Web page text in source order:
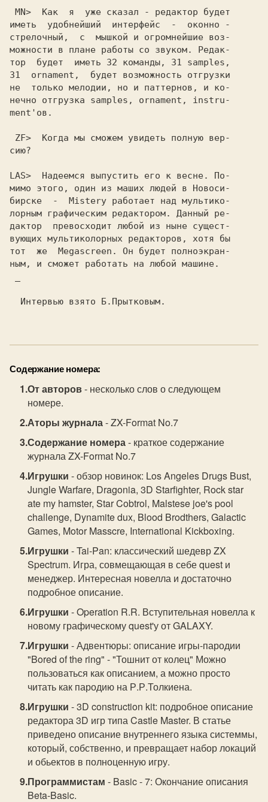
МN>
  Как  я  уже сказал - редактор будет
иметь  удобнейший  интерфейс  -  оконно -
стрелочный,  с  мышкой и огромнейшие воз-
можности в плане работы со звуком. Редак-
тор  будет  иметь 32 команды, 31 samples,
31  ornament,  будет возможность отгрузки
не  только мелодии, но и паттернов, и ко-
нечно отгрузка samples, ornament, instru-
ment'ов.
ZF>
  Когда мы сможем увидеть полную вер-
сию?
LAS>
  Надеемся выпустить его к весне. По-
мимо этого, один из маших людей в Новоси-
бирске  -  Mistery работает над мультико-
лорным графическим редактором. Данный ре-
дактор  превосходит любой из ныне сущест-
вующих мультиколорных редакторов, хотя бы
тот  же  Megascreen. Он будет полноэкран-
ным, и сможет работать на любой машине.
Интервью взято Б.Прытковым.
Содержание номера:
От авторов- несколько слов о следующем
номере.
Аторы журнала- ZX-Format No.7
Содержание номера- краткое содержание
журнала ZX-Format No.7
Игрушки - обзор новинок: Los Angeles Drugs Bust,
Jungle Warfare, Dragonia, 3D Starfighter, Rock star
ate my hamster, Star Cobtrol, Malstese joe's pool
challenge, Dynamite dux, Blood Brodthers, Galactic
Games, Motor Masscre, International Kickboxing.
Игрушки - Tai-Pan: классический шедевр ZX
Spectrum. Игра, совмещающая в себе quest и
менеджер. Интересная новелла и достаточно
подробное описание.
Игрушки - Operation R.R. Вступительная новелла к
новому графическому quest'у от GALAXY.
Игрушки - Адвентюры: описание игры-пародии
"Bored of the ring" - "Тошнит от колец" Можно
пользоваться как описанием, а можно просто
читать как пародию на Р.Р.Толкиена.
Игрушки - 3D construction kit: подробное описание
редактора 3D игр типа Castle Master. В статье
приведено описание внутреннего языка системмы,
который, собственно, и превращает набор локаций
и обьектов в полноценную игру.
Программистам - Basic - 7: Окончание описания
Beta-Basic.